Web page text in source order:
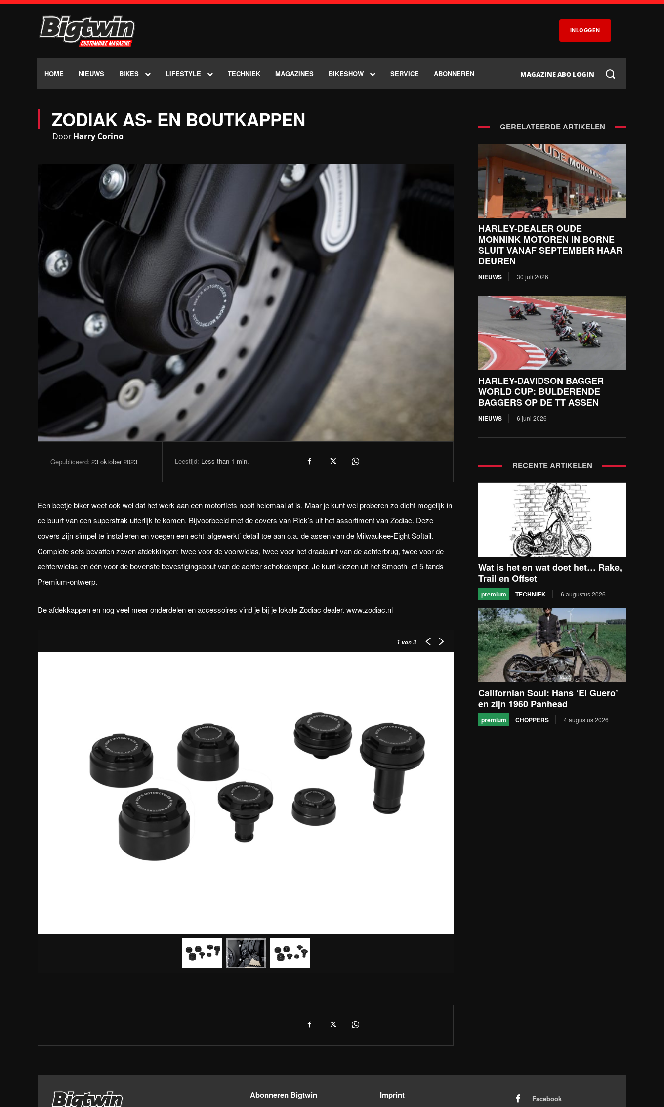
INLOGGEN
HOME NIEUWS BIKES LIFESTYLE TECHNIEK MAGAZINES BIKESHOW SERVICE ABONNEREN MAGAZINE ABO LOGIN
ZODIAK AS- EN BOUTKAPPEN
DoorHarry Corino
Gepubliceerd: 23 oktober 2023 Leestijd: Less than 1 min.
Een beetje biker weet ook wel dat het werk aan een motorfiets nooit helemaal af is. Maar je kunt wel proberen zo dicht mogelijk in
de buurt van een superstrak uiterlijk te komen. Bijvoorbeeld met de covers van Rick’s uit het assortiment van Zodiac. Deze
covers zijn simpel te installeren en voegen een echt ‘afgewerkt’ detail toe aan o.a. de assen van de Milwaukee-Eight Softail.
Complete sets bevatten zeven afdekkingen: twee voor de voorwielas, twee voor het draaipunt van de achterbrug, twee voor de
achterwielas en één voor de bovenste bevestigingsbout van de achter schokdemper. Je kunt kiezen uit het Smooth- of 5-tands
Premium-ontwerp.
De afdekkappen en nog veel meer onderdelen en accessoires vind je bij je lokale Zodiac dealer. www.zodiac.nl
1 van 3
GERELATEERDE ARTIKELEN
HARLEY-DEALER OUDE
MONNINK MOTOREN IN BORNE
SLUIT VANAF SEPTEMBER HAAR
DEUREN
NIEUWS 30 juli 2026
HARLEY-DAVIDSON BAGGER
WORLD CUP: BULDERENDE
BAGGERS OP DE TT ASSEN
NIEUWS 6 juni 2026
RECENTE ARTIKELEN
Wat is het en wat doet het… Rake,
Trail en Offset
premium TECHNIEK 6 augustus 2026
Californian Soul: Hans ‘El Guero’
en zijn 1960 Panhead
premium CHOPPERS 4 augustus 2026
Abonneren Bigtwin
Imprint
Facebook